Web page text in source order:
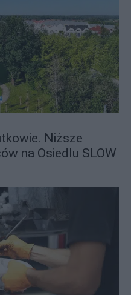
Niższe
na Osiedlu SLOW